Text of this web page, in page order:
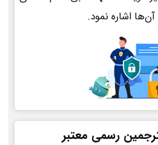
اشاره نمود.
رسمی معتبر